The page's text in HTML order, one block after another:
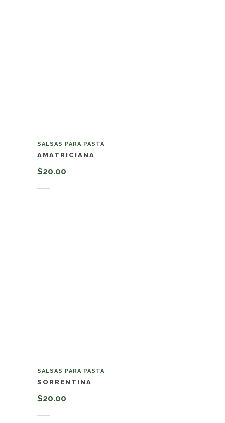
SALSAS PARA PASTA
AMATRICIANA
$20.00
SALSAS PARA PASTA
SORRENTINA
$20.00